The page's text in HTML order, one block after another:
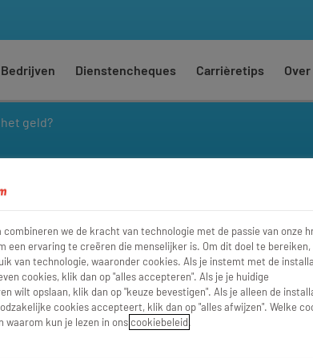
Bedrijven Dienstencheques Carrièretips
geld?
combineren we de kracht van technologie met de passie van onze
een ervaring te creëren die menselijker is. Om dit doel te bereiken,
van technologie, waaronder cookies. Als je instemt met de
cookies, klik dan op "alles accepteren". Als je je huidige
wilt opslaan, klik dan op "keuze bevestigen". Als je alleen de
cookies accepteert, klik dan op "alles afwijzen". Welke
waarom kun je lezen in onscookiebeleid.